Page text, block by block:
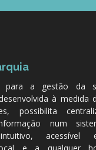
para a gestão da
à medida
possibilita
num
acessível